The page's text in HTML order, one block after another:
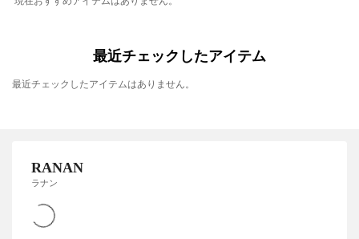
最近チェックしたアイテム
最近チェックしたアイテムはありません。
RANAN
ラナン